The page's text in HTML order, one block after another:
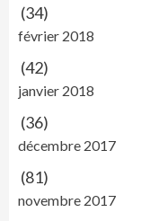
(34)
février 2018
(42)
janvier 2018
(36)
décembre 2017
(81)
novembre 2017